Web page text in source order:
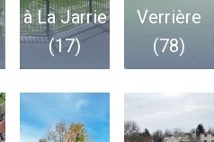
à La Jarrie
(17)
Verrière
(78)